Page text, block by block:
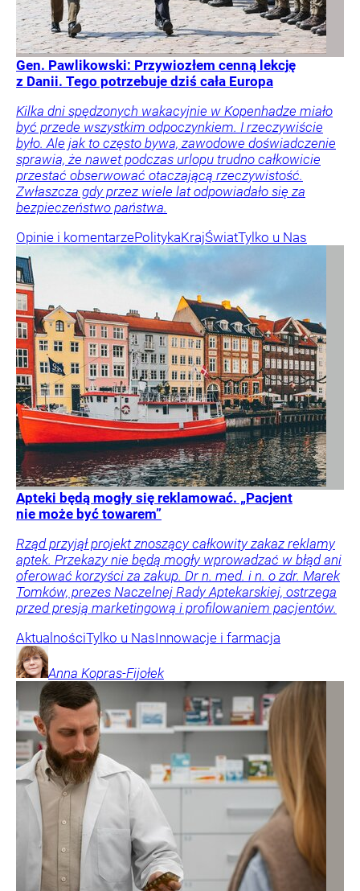
Gen. Pawlikowski: Przywiozłem cenną lekcję
z Danii. Tego potrzebuje dziś cała Europa
Kilka dni spędzonych wakacyjnie w Kopenhadze miało
być przede wszystkim odpoczynkiem. I rzeczywiście
było. Ale jak to często bywa, zawodowe doświadczenie
sprawia, że nawet podczas urlopu trudno całkowicie
przestać obserwować otaczającą rzeczywistość.
Zwłaszcza gdy przez wiele lat odpowiadało się za
bezpieczeństwo państwa.
Opinie i komentarzePolitykaKrajŚwiatTylko u Nas
Apteki będą mogły się reklamować. „Pacjent
nie może być towarem”
Rząd przyjął projekt znoszący całkowity zakaz reklamy
aptek. Przekazy nie będą mogły wprowadzać w błąd ani
oferować korzyści za zakup. Dr n. med. i n. o zdr. Marek
Tomków, prezes Naczelnej Rady Aptekarskiej, ostrzega
przed presją marketingową i profilowaniem pacjentów.
AktualnościTylko u NasInnowacje i farmacja
Anna Kopras-Fijołek